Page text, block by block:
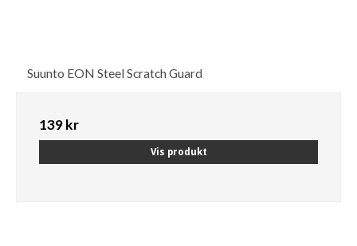
Suunto EON Steel Scratch Guard
139 kr
Vis produkt